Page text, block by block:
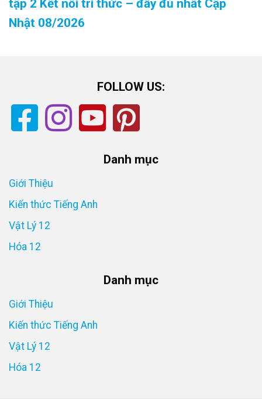
tập 2 Kết nối tri thức – đầy đủ nhất Cập
Nhật 08/2026
FOLLOW US:
Danh mục
Giới Thiệu
Kiến thức Tiếng Anh
Vật Lý 12
Hóa 12
Danh mục
Giới Thiệu
Kiến thức Tiếng Anh
Vật Lý 12
Hóa 12